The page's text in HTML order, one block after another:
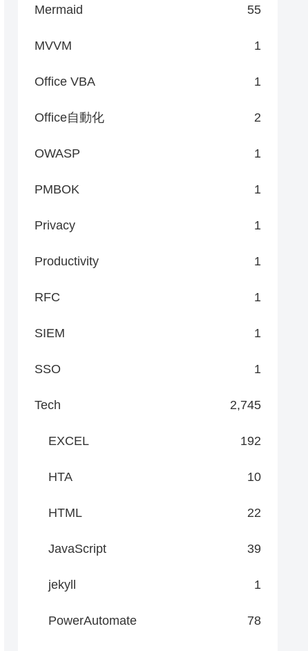
Mermaid 55
MVVM 1
Office VBA 1
Office自動化 2
OWASP 1
PMBOK 1
Privacy 1
Productivity 1
RFC 1
SIEM 1
SSO 1
Tech 2,745
EXCEL 192
HTA 10
HTML 22
JavaScript 39
jekyll 1
PowerAutomate 78